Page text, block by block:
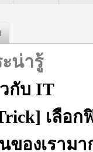
น่ารู้
กับ IT
เลือก
ของเราม